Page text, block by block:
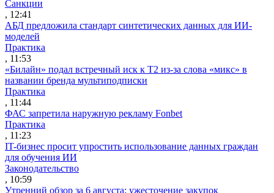
Санкции
, 12:41
АБД предложила стандарт синтетических данных для ИИ-
моделей
Практика
, 11:53
«Билайн» подал встречный иск к Т2 из-за слова «микс» в
названии бренда мультиподписки
Практика
, 11:44
ФАС запретила наружную рекламу Fonbet
Практика
, 11:23
IT-бизнес просит упростить использование данных граждан
для обучения ИИ
Законодательство
, 10:59
Утренний обзор за 6 августа: ужесточение закупок